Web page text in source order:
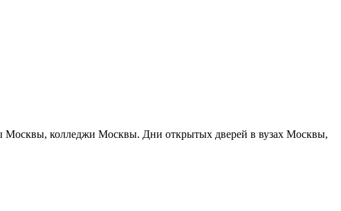
Москвы, колледжи Москвы. Дни открытых дверей в вузах Москвы,